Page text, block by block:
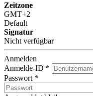
Zeitzone
GMT+2
Default
Signatur
Nicht verfügbar
Anmelden
Anmelde-ID *
Passwort *